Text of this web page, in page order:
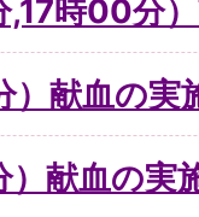
,17時00分
）献血の実
献血の実